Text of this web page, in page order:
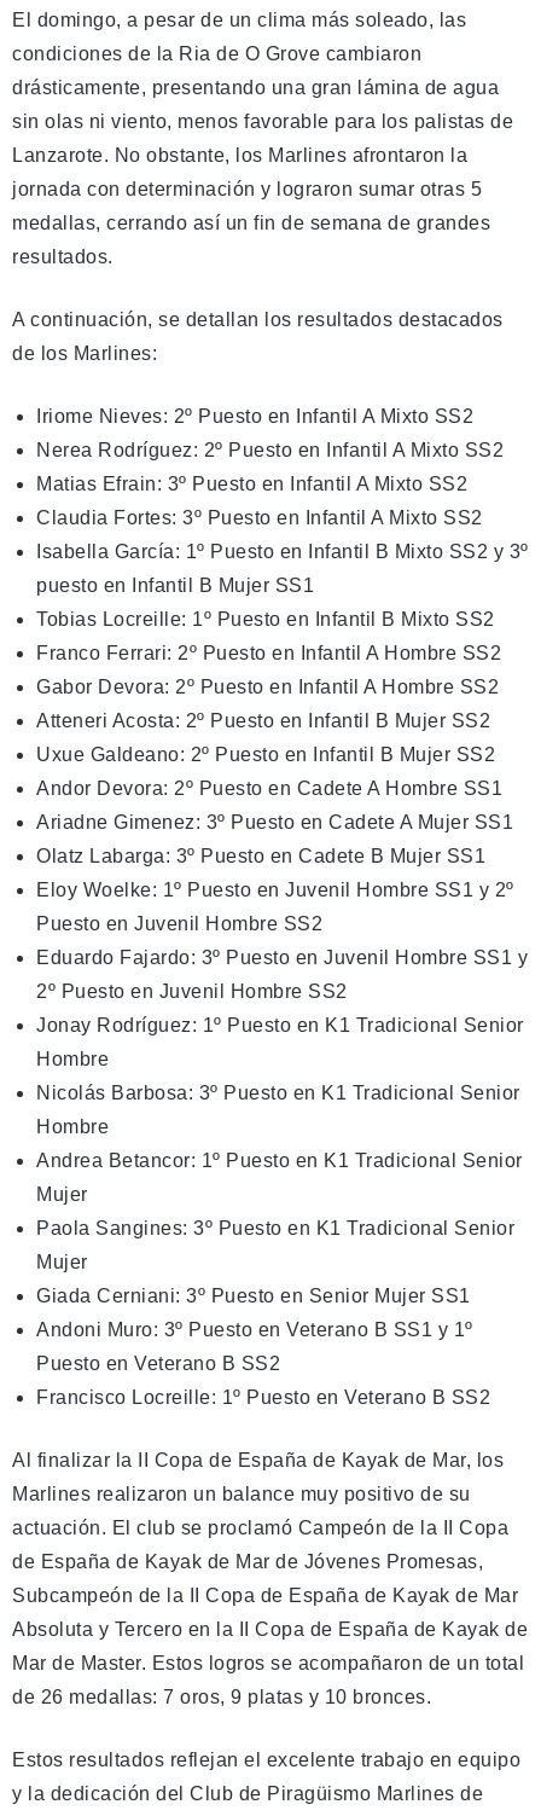
El domingo, a pesar de un clima más soleado, las
condiciones de la Ria de O Grove cambiaron
drásticamente, presentando una gran lámina de agua
sin olas ni viento, menos favorable para los palistas de
Lanzarote. No obstante, los Marlines afrontaron la
jornada con determinación y lograron sumar otras 5
medallas, cerrando así un fin de semana de grandes
resultados.
A continuación, se detallan los resultados destacados
de los Marlines:
Iriome Nieves: 2º Puesto en Infantil A Mixto SS2
Nerea Rodríguez: 2º Puesto en Infantil A Mixto SS2
Matias Efrain: 3º Puesto en Infantil A Mixto SS2
Claudia Fortes: 3º Puesto en Infantil A Mixto SS2
Isabella García: 1º Puesto en Infantil B Mixto SS2 y 3º
puesto en Infantil B Mujer SS1
Tobias Locreille: 1º Puesto en Infantil B Mixto SS2
Franco Ferrari: 2º Puesto en Infantil A Hombre SS2
Gabor Devora: 2º Puesto en Infantil A Hombre SS2
Atteneri Acosta: 2º Puesto en Infantil B Mujer SS2
Uxue Galdeano: 2º Puesto en Infantil B Mujer SS2
Andor Devora: 2º Puesto en Cadete A Hombre SS1
Ariadne Gimenez: 3º Puesto en Cadete A Mujer SS1
Olatz Labarga: 3º Puesto en Cadete B Mujer SS1
Eloy Woelke: 1º Puesto en Juvenil Hombre SS1 y 2º
Puesto en Juvenil Hombre SS2
Eduardo Fajardo: 3º Puesto en Juvenil Hombre SS1 y
2º Puesto en Juvenil Hombre SS2
Jonay Rodríguez: 1º Puesto en K1 Tradicional Senior
Hombre
Nicolás Barbosa: 3º Puesto en K1 Tradicional Senior
Hombre
Andrea Betancor: 1º Puesto en K1 Tradicional Senior
Mujer
Paola Sangines: 3º Puesto en K1 Tradicional Senior
Mujer
Giada Cerniani: 3º Puesto en Senior Mujer SS1
Andoni Muro: 3º Puesto en Veterano B SS1 y 1º
Puesto en Veterano B SS2
Francisco Locreille: 1º Puesto en Veterano B SS2
Al finalizar la II Copa de España de Kayak de Mar, los
Marlines realizaron un balance muy positivo de su
actuación. El club se proclamó Campeón de la II Copa
de España de Kayak de Mar de Jóvenes Promesas,
Subcampeón de la II Copa de España de Kayak de Mar
Absoluta y Tercero en la II Copa de España de Kayak de
Mar de Master. Estos logros se acompañaron de un total
de 26 medallas: 7 oros, 9 platas y 10 bronces.
Estos resultados reflejan el excelente trabajo en equipo
y la dedicación del Club de Piragüismo Marlines de